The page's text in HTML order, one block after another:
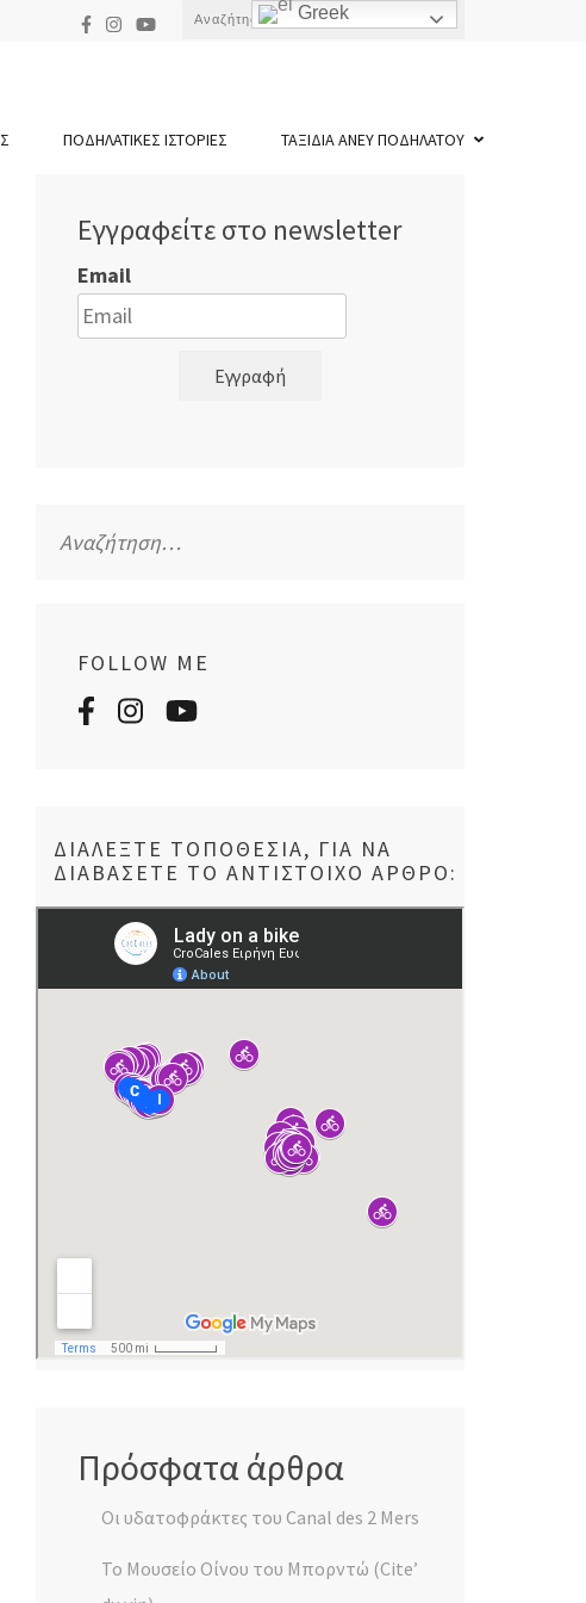
Αναζήτηση
ΠΟΔΗΛΑΤΙΚΕΣ ΙΣΤΟΡΙΕΣ ΤΑΞΙΔΙΑ ΑΝΕΥ ΠΟΔΗΛΑΤΟΥ
Εγγραφείτε στο newsletter
Email
Εγγραφή
για:
FOLLOW ME
ΔΙΑΛΈΞΤΕ ΤΟΠΟΘΕΣΊΑ, ΓΙΑ ΝΑ
ΔΙΑΒΆΣΕΤΕ ΤΟ ΑΝΤΊΣΤΟΙΧΟ ΆΡΘΡΟ:
Πρόσφατα άρθρα
Οι υδατοφράκτες του Canal des 2 Mers
Το Μουσείο Οίνου του Μπορντώ (Cite’
Greek